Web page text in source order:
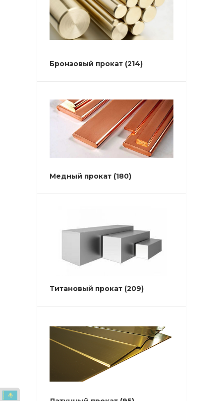
Бронзовый прокат (214)
Медный прокат (180)
Титановый прокат (209)